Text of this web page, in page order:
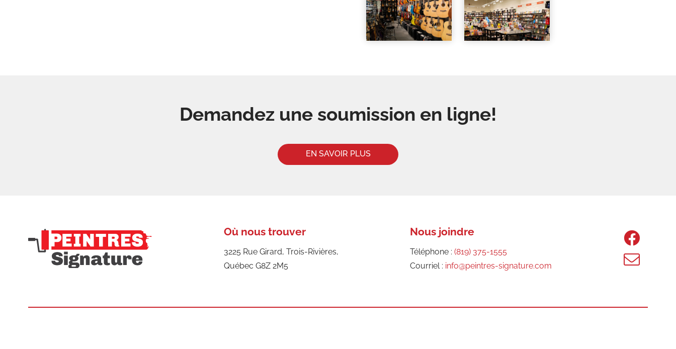
Demandez une soumission en ligne!
Où nous trouver
3225 Rue Girard, Trois-Rivières,
Québec G8Z 2M5
Nous joindre
Téléphone :(819) 375-1555
Courriel : info@peintres-signature.com